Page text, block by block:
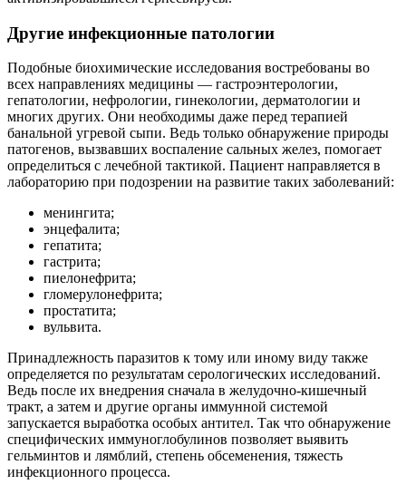
Другие инфекционные патологии
Подобные биохимические исследования востребованы во
всех направлениях медицины — гастроэнтерологии,
гепатологии, нефрологии, гинекологии, дерматологии и
многих других. Они необходимы даже перед терапией
банальной угревой сыпи. Ведь только обнаружение природы
патогенов, вызвавших воспаление сальных желез, помогает
определиться с лечебной тактикой. Пациент направляется в
лабораторию при подозрении на развитие таких заболеваний:
менингита;
энцефалита;
гепатита;
гастрита;
пиелонефрита;
гломерулонефрита;
простатита;
вульвита.
Принадлежность паразитов к тому или иному виду также
определяется по результатам серологических исследований.
Ведь после их внедрения сначала в желудочно-кишечный
тракт, а затем и другие органы иммунной системой
запускается выработка особых антител. Так что обнаружение
специфических иммуноглобулинов позволяет выявить
гельминтов и лямблий, степень обсеменения, тяжесть
инфекционного процесса.